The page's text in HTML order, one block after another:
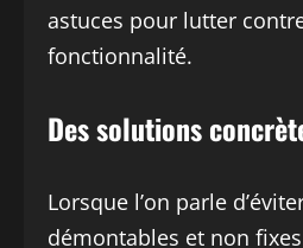
astuces pour lutter
fonctionnalité.
Des solutions
Lorsque l’on parle
démontables et non